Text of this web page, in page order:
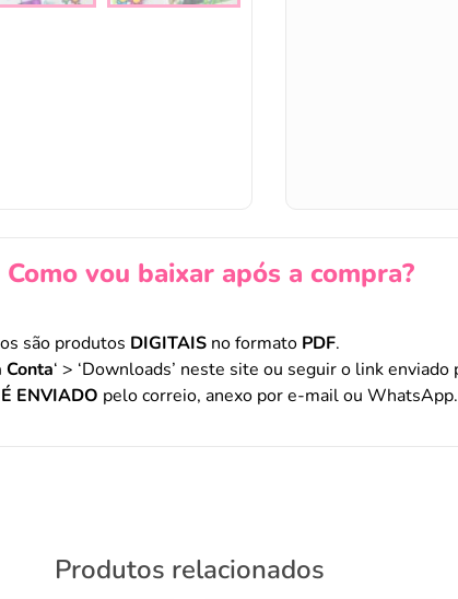
Como vou baixar após a compra?
são produtos DIGITAIS no formato PDF.
Conta‘ > ‘Downloads’ neste site ou seguir o link
ENVIADO pelo correio, anexo por e-mail ou WhatsApp.
Produtos relacionados